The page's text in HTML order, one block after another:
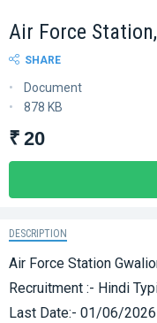
Air Force
SHARE
Document
878 KB
₹ 20
DESCRIPTION
Air Force Station
Recruitment :- Hindi
Last Date:- 01/06/2026